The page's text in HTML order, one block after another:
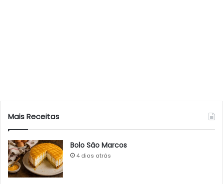
Mais Receitas
Bolo São Marcos
4 dias atrás